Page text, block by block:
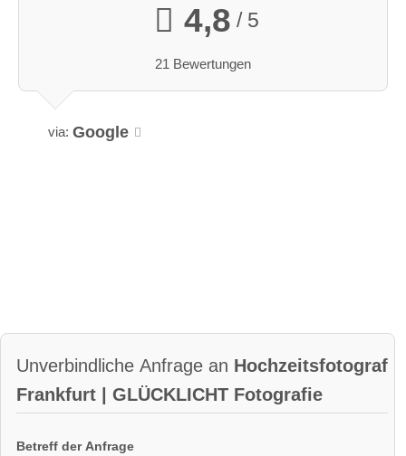
4,8 / 5
21 Bewertungen
via: Google
Unverbindliche Anfrage an Hochzeitsfotograf
Frankfurt | GLÜCKLICHT Fotografie
Betreff der Anfrage